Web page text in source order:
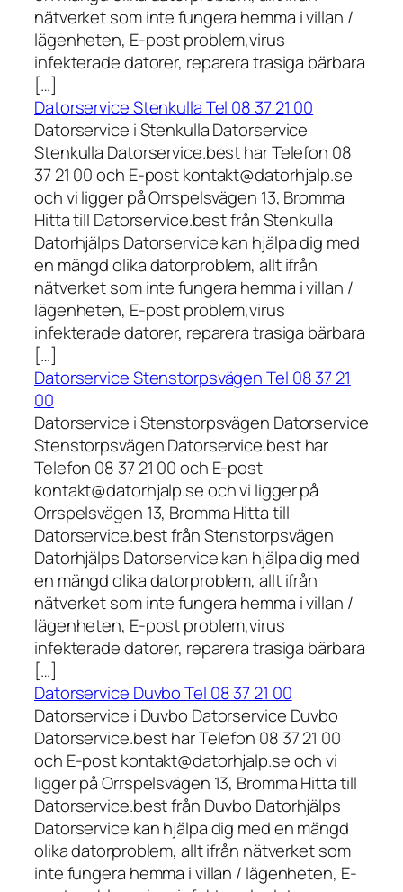
nätverket som inte fungera hemma i villan /
lägenheten, E-post problem,virus
infekterade datorer, reparera trasiga bärbara
[…]
Datorservice Stenkulla Tel 08 37 21 00
Datorservice i Stenkulla Datorservice
Stenkulla Datorservice.best har Telefon 08
37 21 00 och E-post kontakt@datorhjalp.se
och vi ligger på Orrspelsvägen 13, Bromma
Hitta till Datorservice.best från Stenkulla
Datorhjälps Datorservice kan hjälpa dig med
en mängd olika datorproblem, allt ifrån
nätverket som inte fungera hemma i villan /
lägenheten, E-post problem,virus
infekterade datorer, reparera trasiga bärbara
[…]
Datorservice Stenstorpsvägen Tel 08 37 21
00
Datorservice i Stenstorpsvägen Datorservice
Stenstorpsvägen Datorservice.best har
Telefon 08 37 21 00 och E-post
kontakt@datorhjalp.se och vi ligger på
Orrspelsvägen 13, Bromma Hitta till
Datorservice.best från Stenstorpsvägen
Datorhjälps Datorservice kan hjälpa dig med
en mängd olika datorproblem, allt ifrån
nätverket som inte fungera hemma i villan /
lägenheten, E-post problem,virus
infekterade datorer, reparera trasiga bärbara
[…]
Datorservice Duvbo Tel 08 37 21 00
Datorservice i Duvbo Datorservice Duvbo
Datorservice.best har Telefon 08 37 21 00
och E-post kontakt@datorhjalp.se och vi
ligger på Orrspelsvägen 13, Bromma Hitta till
Datorservice.best från Duvbo Datorhjälps
Datorservice kan hjälpa dig med en mängd
olika datorproblem, allt ifrån nätverket som
inte fungera hemma i villan / lägenheten, E-